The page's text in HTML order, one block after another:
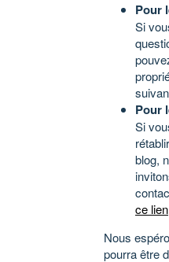
Pour
Si
Pour
Si
blog,
ce lien
Nous
pourra être